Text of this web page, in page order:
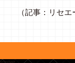
（記事：リセエ